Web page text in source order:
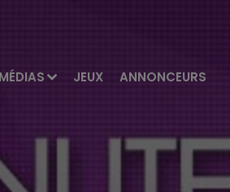
MÉDIAS JEUX ANNONCEURS